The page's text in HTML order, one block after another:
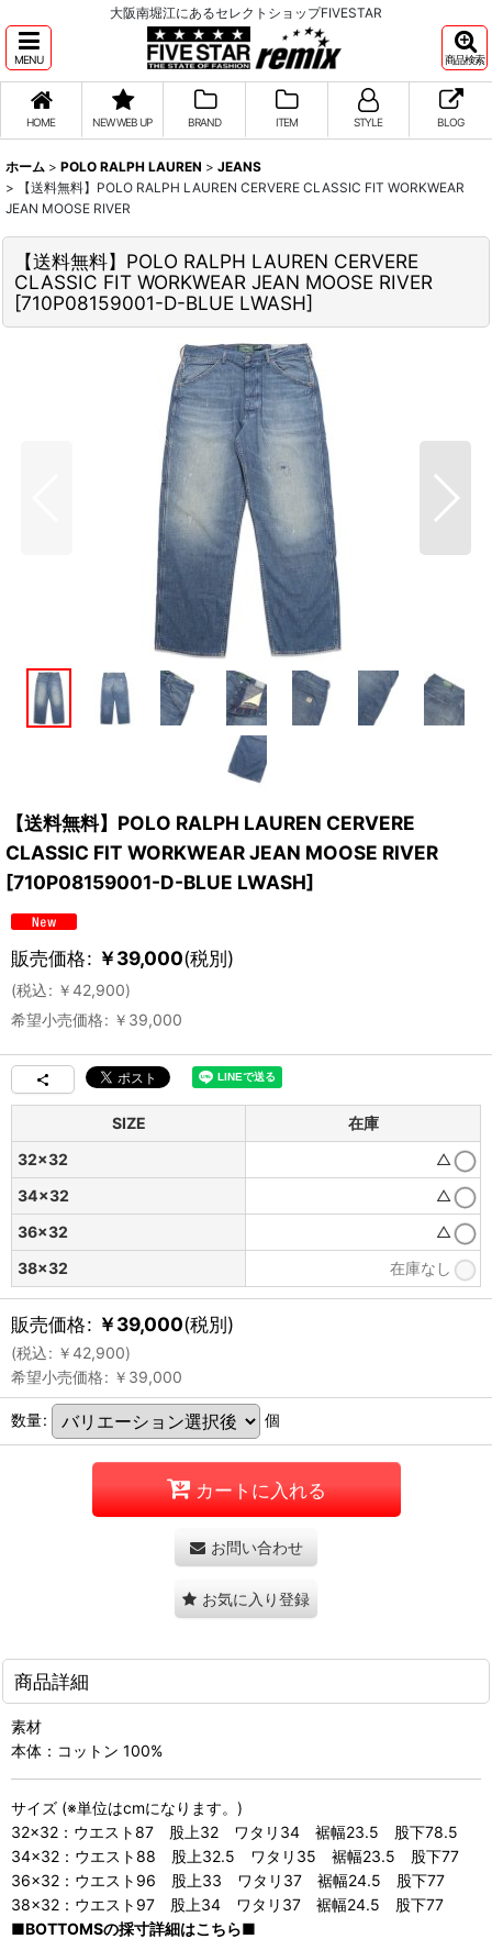
大阪南堀江にあるセレクトショップFIVESTAR
MENU 商品検索
HOME NEW WEB UP BRAND ITEM STYLE BLOG
ホーム > POLO RALPH LAUREN > JEANS
>
【送料無料】POLO RALPH LAUREN CERVERE CLASSIC FIT WORKWEAR
JEAN MOOSE RIVER
【送料無料】POLO RALPH LAUREN CERVERE
CLASSIC FIT WORKWEAR JEAN MOOSE RIVER
[710P08159001-D-BLUE LWASH]
【送料無料】POLO RALPH LAUREN CERVERE
CLASSIC FIT WORKWEAR JEAN MOOSE RIVER
[710P08159001-D-BLUE LWASH]
販売価格: ￥39,000(税別)
(税込: ￥42,900)
希望小売価格: ￥ 39,000
SIZE
在庫
32×32
△
34×32
△
36×32
△
38×32
在庫なし
販売価格: ￥39,000(税別)
(税込: ￥42,900)
希望小売価格: ￥ 39,000
数量: 個
カートに入れる
お問い合わせ
お気に入り登録
商品詳細
素材
本体：コットン 100%
サイズ (※単位はcmになります。)
32×32：ウエスト87 股上32 ワタリ34 裾幅23.5 股下78.5
34×32：ウエスト88 股上32.5 ワタリ35 裾幅23.5 股下77
36×32：ウエスト96 股上33 ワタリ37 裾幅24.5 股下77
38×32：ウエスト97 股上34 ワタリ37 裾幅24.5 股下77
■BOTTOMSの採寸詳細はこちら■